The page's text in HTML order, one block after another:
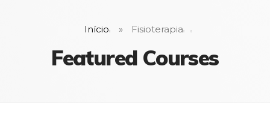
Início » Fisioterapia
Featured Courses